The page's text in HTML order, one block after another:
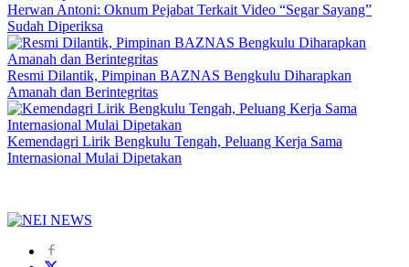
Herwan Antoni: Oknum Pejabat Terkait Video “Segar Sayang”
Sudah Diperiksa
Resmi Dilantik, Pimpinan BAZNAS Bengkulu Diharapkan
Amanah dan Berintegritas
Kemendagri Lirik Bengkulu Tengah, Peluang Kerja Sama
Internasional Mulai Dipetakan